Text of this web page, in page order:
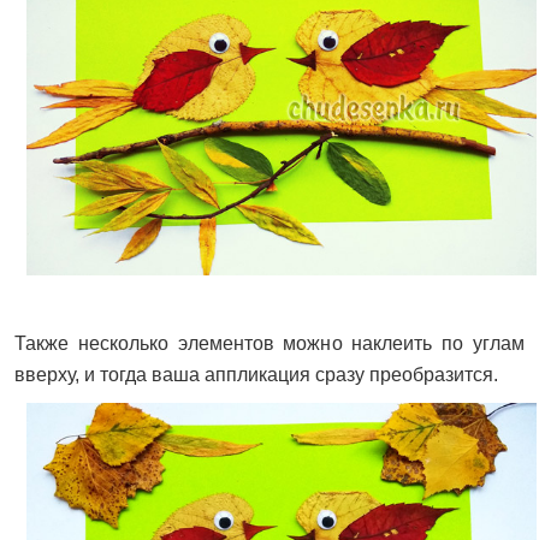
Также несколько элементов можно наклеить по углам
вверху, и тогда ваша аппликация сразу преобразится.